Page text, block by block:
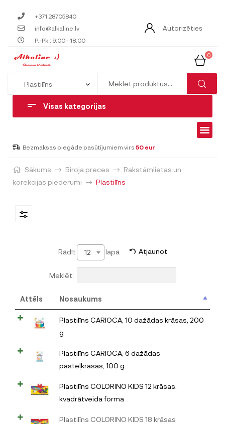
+371 28705840
info@alkaline.lv
P.-Pk.: 9:00 - 18:00
Autorizēties
0
Visas kategorijas
Bezmaksas piegāde pasūtījumiem virs 50 eur
Sākums Biroja preces
Rakstāmlietas un
korekcijas piederumi
Plastilīns
Rādīt 12 lapā Atjaunot
Meklēt:
Attēls Nosaukums
Plastilīns CARIOCA, 10 dažādas krāsas, 200
g
Plastilīns CARIOCA, 6 dažādas
pasteļkrāsas, 100 g
Plastilīns COLORINO KIDS 12 krāsas,
kvadrātveida forma
Plastilīns COLORINO KIDS 18 krāsas